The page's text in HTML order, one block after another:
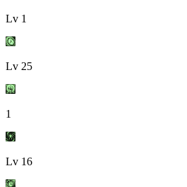
Lv 1
Lv 25
1
Lv 16